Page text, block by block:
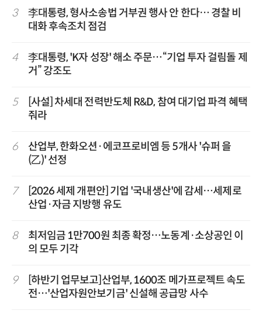
3
李대통령, 형사소송법 거부권 행사 안 한다… 경찰 비
대화 후속조치 점검
4
李대통령, 'K자 성장' 해소 주문…“기업 투자 걸림돌 제
거” 강조도
5
[사설] 차세대 전력반도체 R&D, 참여 대기업 파격 혜택
줘라
6
산업부, 한화오션·에코프로비엠 등 5개사 '슈퍼 을
(乙)' 선정
7
[2026 세제 개편안] 기업 '국내생산'에 감세…세제로
산업·자금 지방행 유도
8
최저임금 1만700원 최종 확정…노동계·소상공인 이
의 모두 기각
9
[하반기 업무보고]산업부, 1600조 메가프로젝트 속도
전…'산업자원안보기금' 신설해 공급망 사수